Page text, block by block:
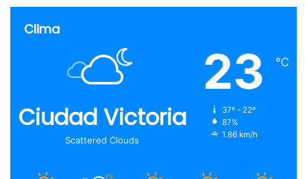
Clima
Ciudad Victoria
Scattered Clouds
23 ℃
37º - 22º
87%
1.86 km/h